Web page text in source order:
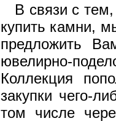
В связи с тем,
купить камни,
предложить
ювелирно-
Коллекция
закупки чего-
том числе